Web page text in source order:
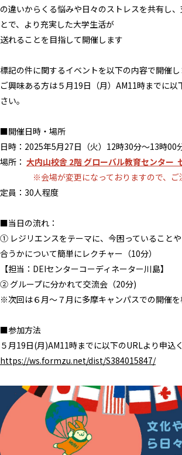
の違いからくる悩みや日々のストレスを共有し
とで、より充実した大学生活が
送れることを目指して開催します
標記の件に関するイベントを以下の内容で開催し
ご興味ある方は５月19日（月）AM11時までに
さい。
■開催日時・場所
日時：2025年5月27日（火）12時30分～13時00
場所： 大内山校舎 2階 グローバル教育センター
※会場が変更になっておりますので、ご注
定員：30人程度
■当日の流れ：
① レジリエンスをテーマに、今困っていること
合うかについて簡単にレクチャー（10分）
【担当：DEIセンターコーディネーター川島】
② グループに分かれて交流会（20分)
※次回は６月～７月に多摩キャンパスでの開催を
■参加方法
５月19日(月)AM11時までに以下のURLより申込
https://ws.formzu.net/dist/S384015847/